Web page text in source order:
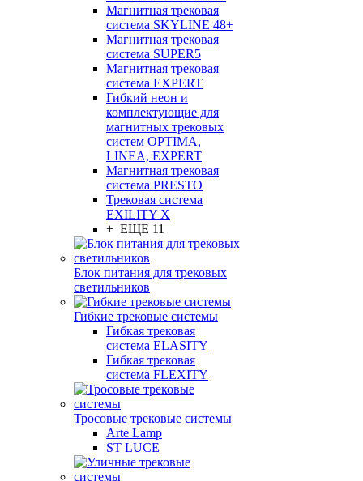
Магнитная трековая
система SKYLINE 48+
Магнитная трековая
система SUPER5
Магнитная трековая
система EXPERT
Гибкий неон и
комплектующие для
магнитных трековых
систем OPTIMA,
LINEA, EXPERT
Магнитная трековая
система PRESTO
Трековая система
EXILITY X
+ ЕЩЕ 11
Блок питания для трековых
светильников
Гибкие трековые системы
Гибкая трековая
система ELASITY
Гибкая трековая
система FLEXITY
Тросовые трековые системы
Arte Lamp
ST LUCE